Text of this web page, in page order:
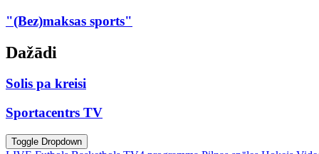
"(Bez)maksas sports"
Dažādi
Solis pa kreisi
Sportacentrs TV
Toggle Dropdown